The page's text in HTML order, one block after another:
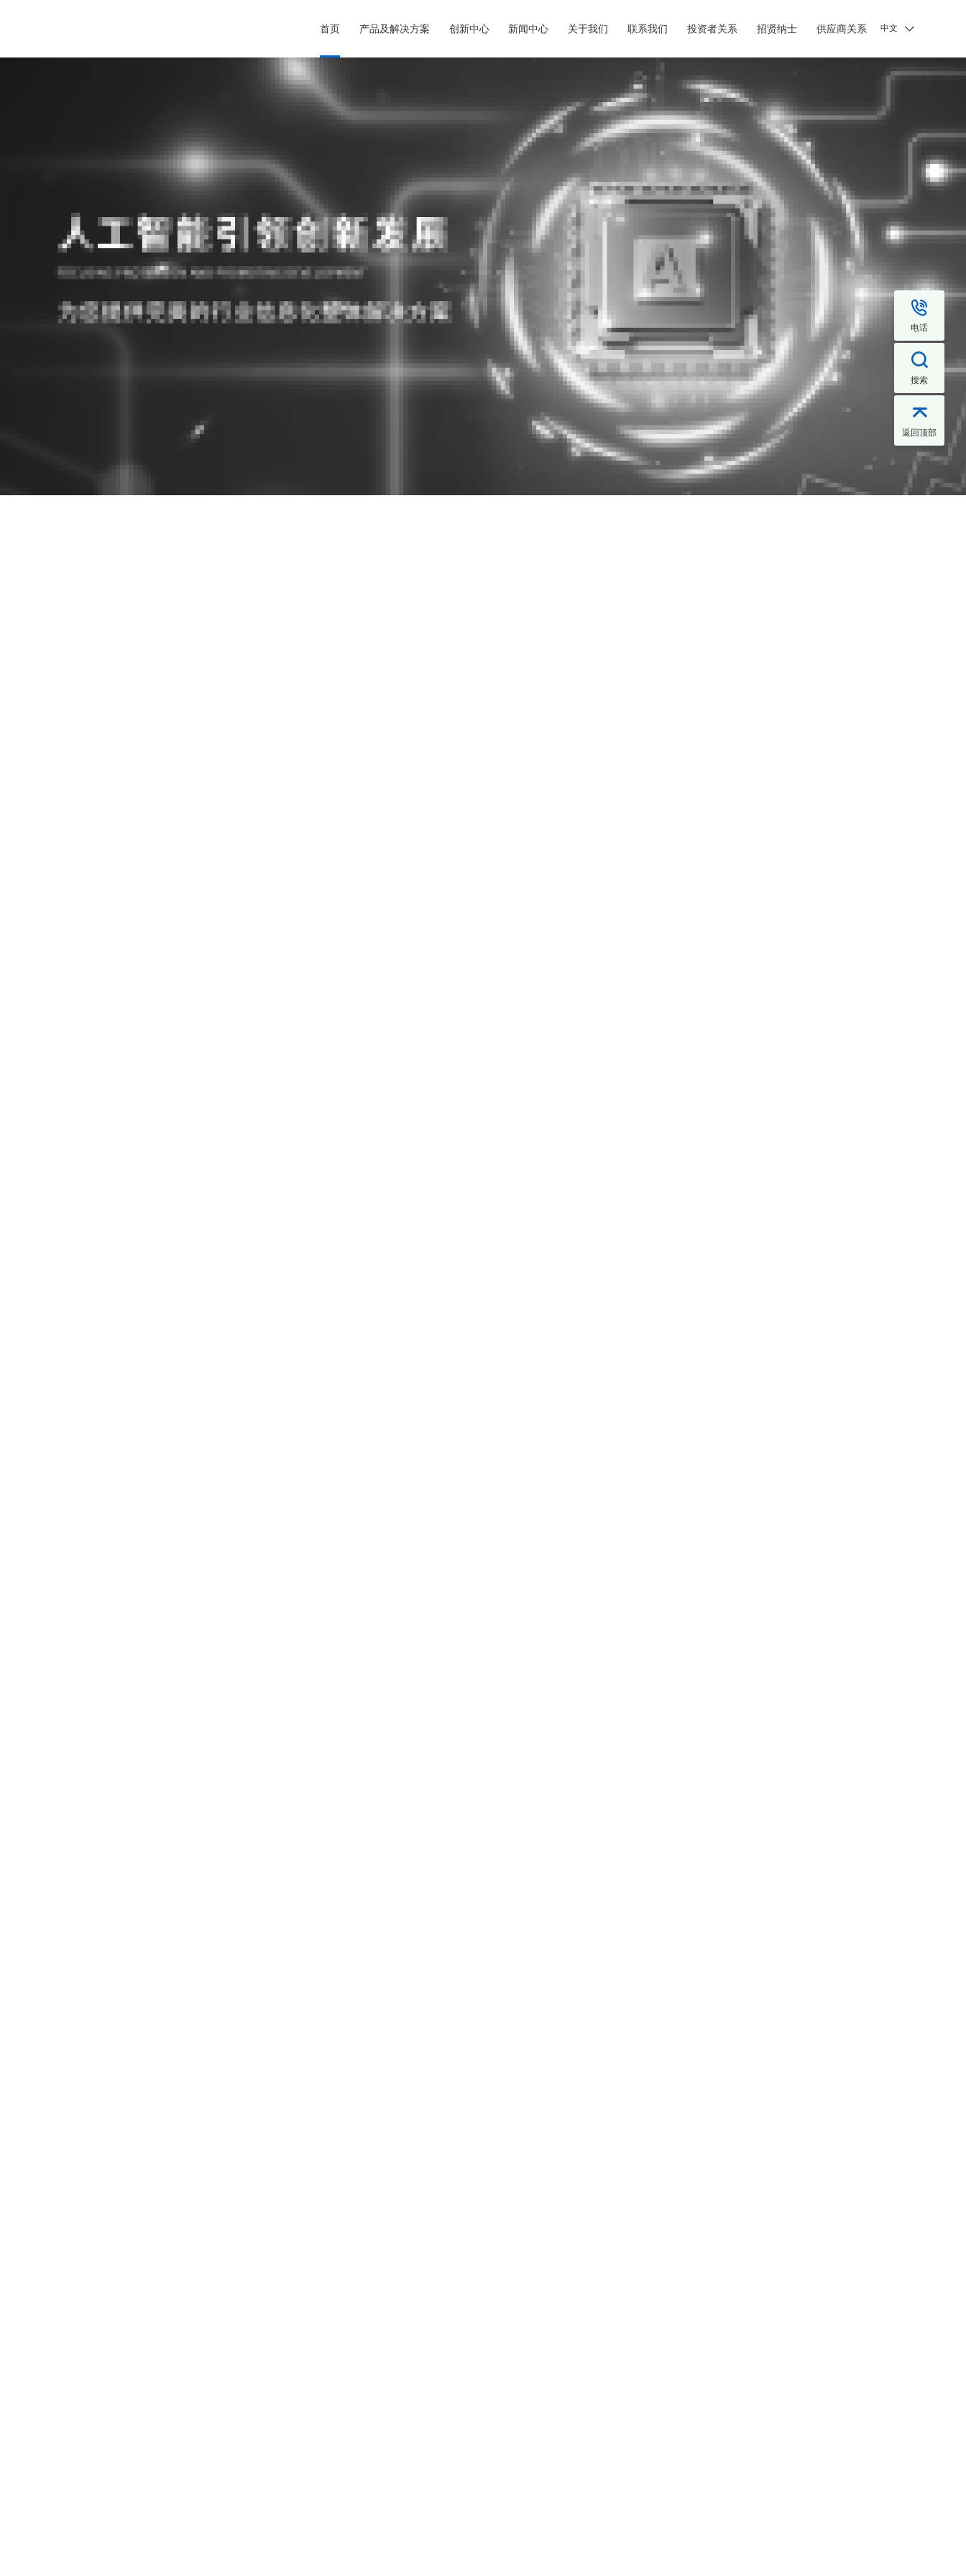
首页 产品及解决方案
• 产业经济业务解决方案
• 产业大脑
• 智慧统计
智能制造
• 油气生产
• 智慧教育
• 智慧园区
• 智慧文旅
智慧健康
• 智慧物联
• 智慧手术室
• 智慧医教
• 创新集成
行业解决方案
• 政府
• 烟草
创新中心 新闻中心 关于我们 联系我们 投资者关系 招贤纳士 供应商关系 中文 

电话

搜索

返回顶部